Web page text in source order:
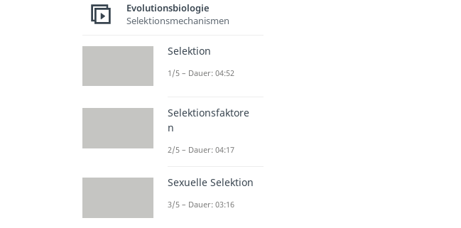
Evolutionsbiologie
Selektionsmechanismen
Selektion
1/5 – Dauer: 04:52
Selektionsfaktore
n
2/5 – Dauer: 04:17
Sexuelle Selektion
3/5 – Dauer: 03:16